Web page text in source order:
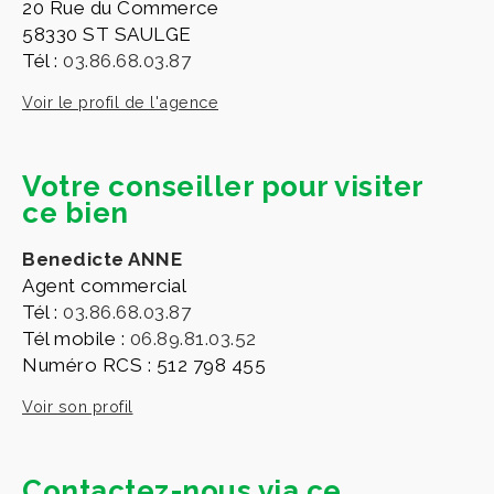
20 Rue du Commerce
58330 ST SAULGE
Tél : 03.86.68.03.87
Voir le profil de l'agence
Votre conseiller pour visiter
ce bien
Benedicte ANNE
Agent commercial
Tél : 03.86.68.03.87
Tél mobile : 06.89.81.03.52
Numéro RCS : 512 798 455
Voir son profil